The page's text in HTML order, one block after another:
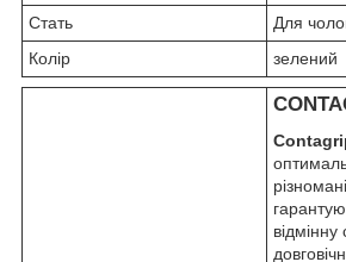
Стать
Для
Колір
зелений
відмінну